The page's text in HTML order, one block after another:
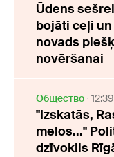
Ūdens
bojāti ceļi
novads
novēršanai
Oбщество 12:39
"Izskatās,
melos..."
dzīvoklis